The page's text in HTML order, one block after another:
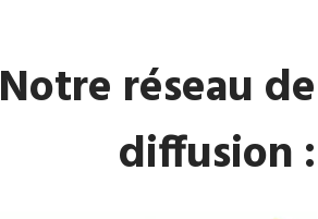
​Notre réseau de
diffusion :